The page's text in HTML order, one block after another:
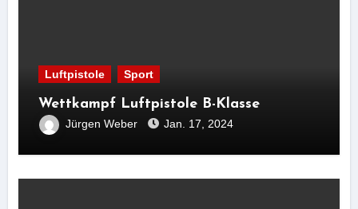
Luftpistole Sport
Wettkampf Luftpistole B-Klasse
Jürgen Weber Jan. 17, 2024